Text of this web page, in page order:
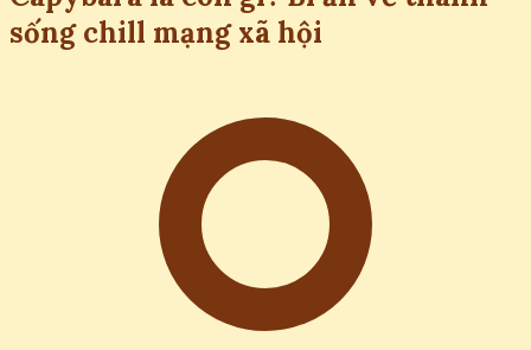
sống chill mạng xã hội